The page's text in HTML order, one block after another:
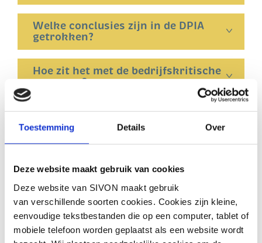
Toestemming Details Over
Deze website maakt gebruik van cookies
Deze website van SIVON maakt gebruik
van verschillende soorten cookies. Cookies zijn kleine,
eenvoudige tekstbestanden die op een computer, tablet of
mobiele telefoon worden geplaatst als een website wordt
Welke conclusies zijn in de DPIA
getrokken?
Hoe zit het met de bedrijfskritische
gegevens?
Doet het hoge risico zich alleen voor
bij het gebruik van Teams?
alle andere Amerikaanse
cloudproviders?
Geldt het hoge risico dat speelt
binnen Microsoft ook voor Google?